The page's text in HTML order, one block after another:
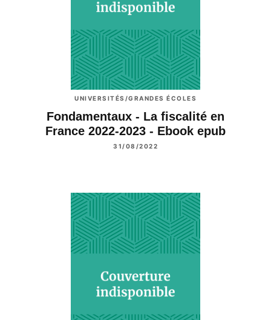
UNIVERSITÉS/GRANDES ÉCOLES
Fondamentaux - La fiscalité en
France 2022-2023 - Ebook epub
31/08/2022